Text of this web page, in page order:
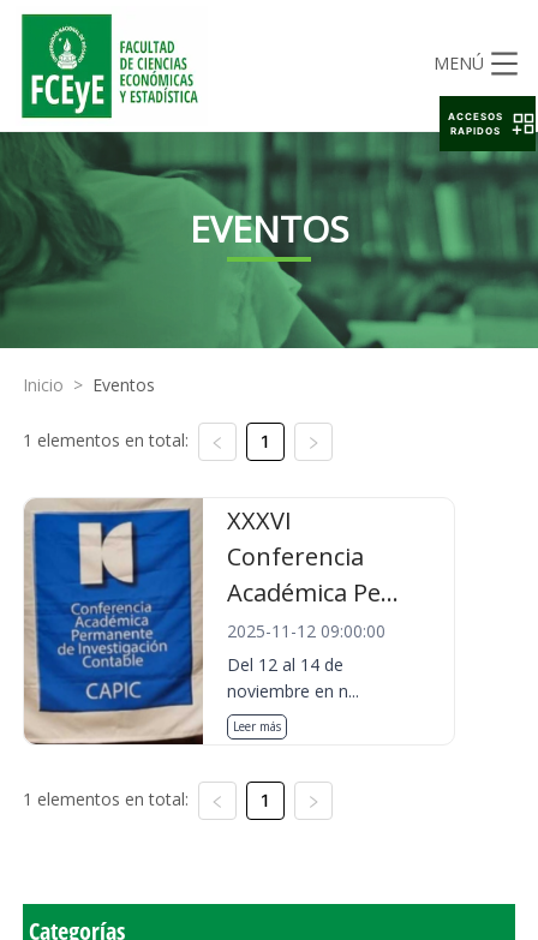
MENÚ
EVENTOS
Inicio > Eventos
1 elementos en total: 1
XXXVI
Conferencia
Académica Pe...
2025-11-12 09:00:00
Del 12 al 14 de
noviembre en n...
Leer más
1 elementos en total: 1
Categorías
ACCESOS
RAPIDOS